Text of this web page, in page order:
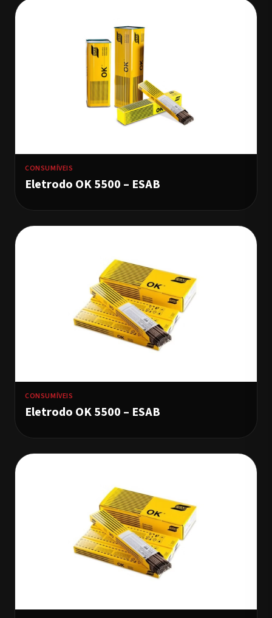
CONSUMÍVEIS
Eletrodo OK 5500 – ESAB
CONSUMÍVEIS
Eletrodo OK 5500 – ESAB